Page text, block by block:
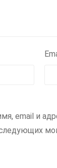
email и